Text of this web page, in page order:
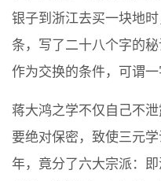
银子到浙江去买一块地
条，写了二十八个字的
作为交换的条件，可谓一
蒋大鸿之学不仅自己不
要绝对保密，致使三元
年，竟分了六大宗派：